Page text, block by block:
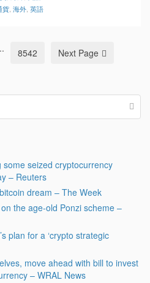
貨 海外 英語
8542 Next Page
seized cryptocurrency
– Reuters
dream – The Week
the age-old Ponzi scheme –
plan for a ‘crypto strategic
move ahead with bill to invest
– WRAL News